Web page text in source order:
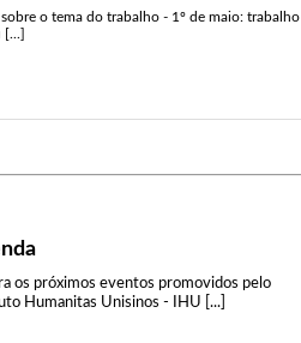
o tema do trabalho - 1º de maio: trabalho
[...]
os próximos eventos promovidos pelo
Humanitas Unisinos - IHU [...]